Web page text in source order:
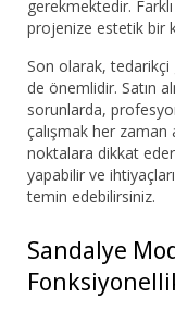
gerekmektedir.
projenize estetik bir
Son olarak,
de önemlidir. Satın
sorunlarda,
çalışmak her zaman
noktalara dikkat
yapabilir ve
temin edebilirsiniz.
Sandalye